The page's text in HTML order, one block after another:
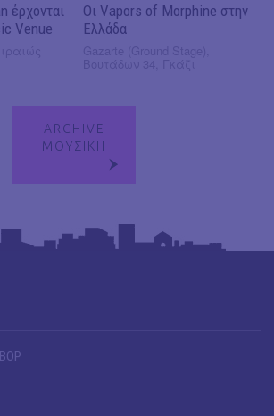
έρχονται
Venue
Οι Vapors of Morphine στην
Ελλάδα
ARCHIVE
ΜΟΥΣΙΚΗ